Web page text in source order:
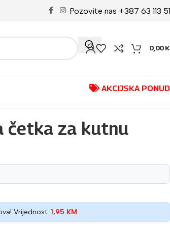
Pozovite nas +387 63 113
0,00
AKCIJSKA
četka za kutnu
Vrijednost: 1,95 KM